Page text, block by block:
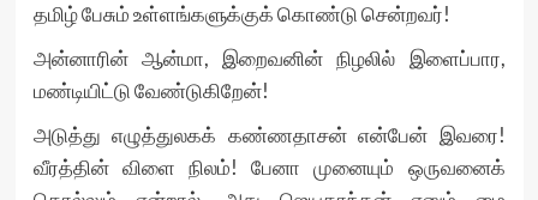
தமிழ் பேசும் உள்ளங்களுக்குக் கொண்டு சென்றவர்!
அன்னாரின் ஆன்மா, இறைவனின் நிழலில் இளைப்பார,
மண்டியிட்டு வேண்டுகிறேன்!
அடுத்து எழுத்துலகக் கண்ணதாசன் என்பேன் இவரை!
வீரத்தின் விளை நிலம்! பேனா முனையும் ஒருவனைக்